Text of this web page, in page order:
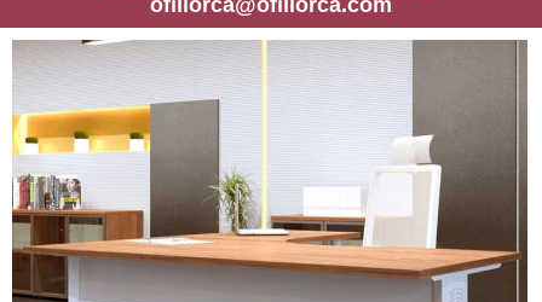
ofillorca@ofillorca.com